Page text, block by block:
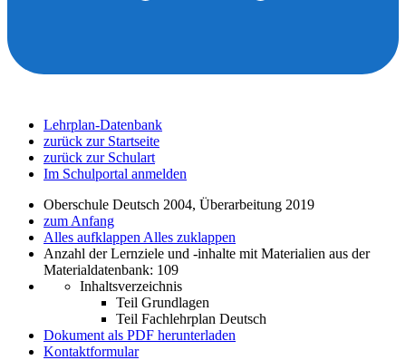
Lehrplan-Datenbank
zurück zur Startseite
zurück zur Schulart
Im Schulportal anmelden
Oberschule Deutsch 2004, Überarbeitung 2019
zum Anfang
Alles aufklappen Alles zuklappen
Anzahl der Lernziele und -inhalte mit Materialien aus der
Materialdatenbank: 109
Inhaltsverzeichnis
Teil Grundlagen
Teil Fachlehrplan Deutsch
Dokument als PDF herunterladen
Kontaktformular